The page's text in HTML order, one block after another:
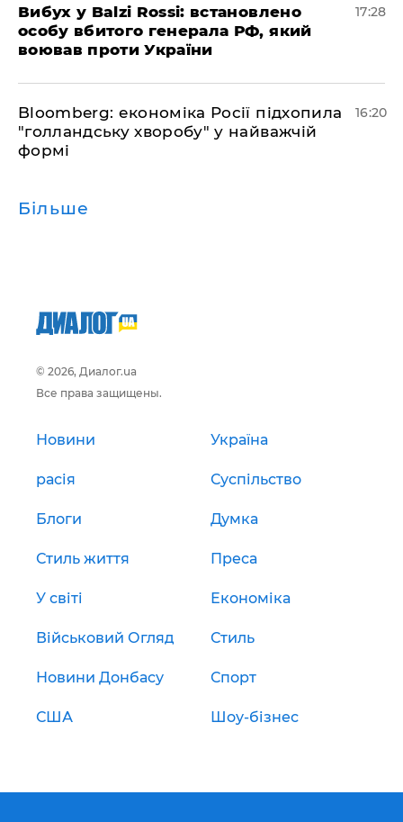
​Вибух у Balzi Rossi: встановлено
особу вбитого генерала РФ, який
воював проти України
17:28
Bloomberg: економіка Росії підхопила
"голландську хворобу" у найважчій
формі
16:20
Більше
© 2026, Диалог.ua
Все права защищены.
Новини Україна
расія Суспільство
Блоги Думка
Стиль життя Преса
У світі Економіка
Військовий Огляд Стиль
Новини Донбасу Спорт
США Шоу-бізнес